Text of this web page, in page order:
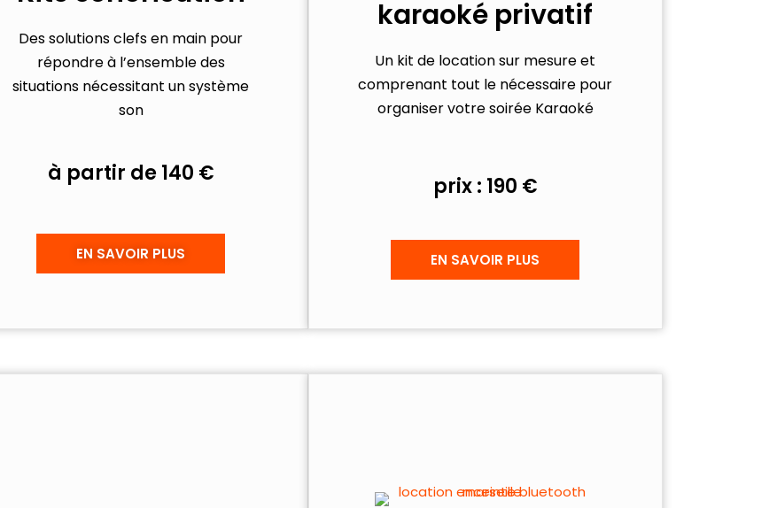
Des solutions clefs en main pour
répondre à l’ensemble des
situations nécessitant un système
son
à partir de 140 €
EN SAVOIR PLUS
karaoké privatif
Un kit de location sur mesure et
comprenant tout le nécessaire pour
organiser votre soirée Karaoké
prix : 190 €
EN SAVOIR PLUS